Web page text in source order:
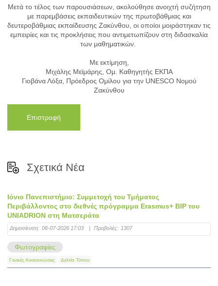
Μετά το τέλος των παρουσιάσεων, ακολούθησε ανοιχτή συζήτηση
με παρεμβάσεις εκπαιδευτικών της πρωτοβάθμιας και
δευτεροβάθμιας εκπαίδευσης Ζακύνθου, οι οποίοι μοιράστηκαν τις
εμπειρίες και τις προκλήσεις που αντιμετωπίζουν στη διδασκαλία
των μαθηματικών.
Με εκτίμηση,
Μιχάλης Μεϊμάρης, Ομ. Καθηγητής ΕΚΠΑ
Γιοβάνα Λόξα, Πρόεδρος Ομίλου για την UNESCO Νομού
Ζακύνθου
Επιστροφή
Σχετικά Νέα
Ιόνιο Πανεπιστήμιο: Συμμετοχή του Τμήματος
Περιβάλλοντος στο διεθνές πρόγραμμα Erasmus+ BIP του
UNIADRION στη Ματσεράτα
Δημοσίευση: 06-07-2026 17:03 | Προβολές: 1307
Φωτογραφίες
Γενικές Ανακοινώσεις Δελτία Τύπου